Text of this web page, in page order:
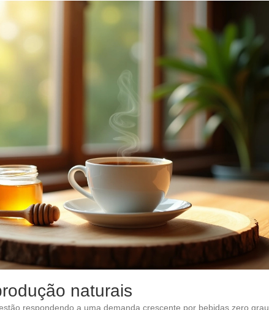
naturais
respondendo a uma demanda crescente por bebidas zero grau,